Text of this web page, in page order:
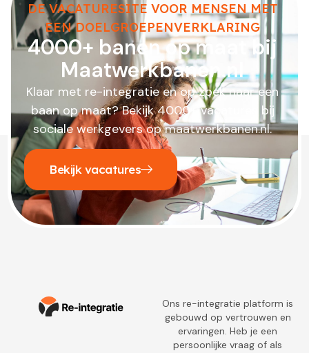
DE VACATURESITE VOOR MENSEN MET
EEN DOELGROEPENVERKLARING
4000+ banen op maat bij
Maatwerkbanen.nl
Klaar met re-integratie en op zoek naar een
baan op maat? Bekijk 4000+ vacatures bij
sociale werkgevers op maatwerkbanen.nl.
Bekijk vacatures
Ons re-integratie platform is
gebouwd op vertrouwen en
ervaringen. Heb je een
persoonlijke vraag of als